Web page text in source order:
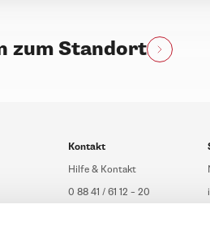
zum Standort
Kontakt
Hilfe & Kontakt
0 88 41 / 61 12 – 20